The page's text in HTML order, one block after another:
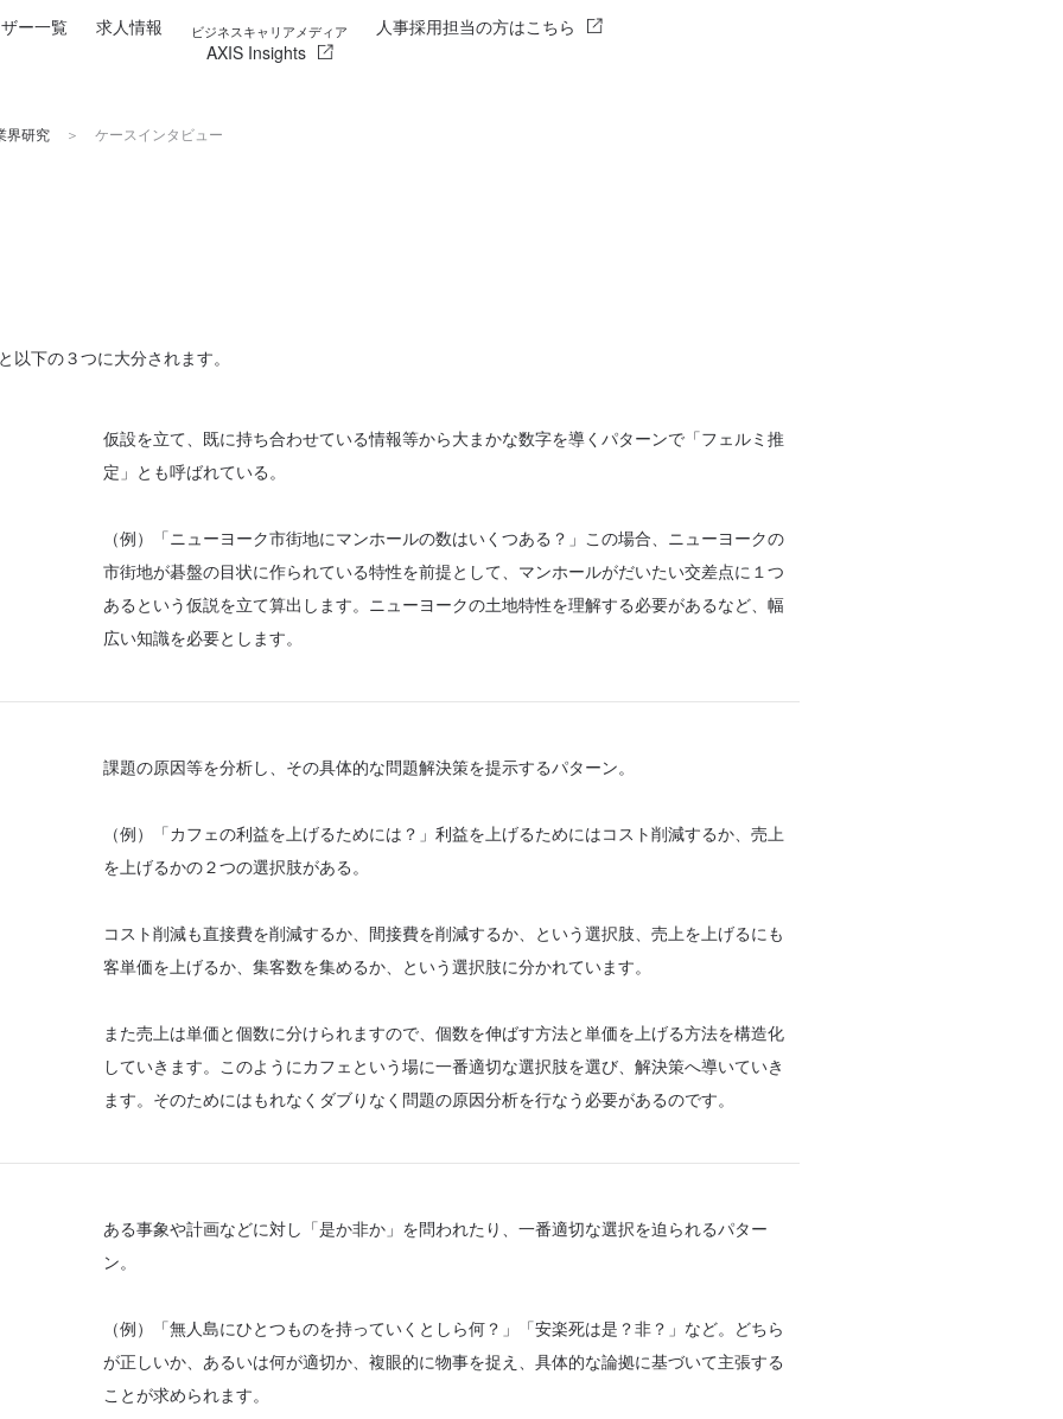
ー一覧 求人情報 ビジネスキャリアメディア
AXIS Insights
人事採用担当の方はこちら
界研究 ケースインタビュー
下の３つに大分されます。
仮設を立て、既に持ち合わせている情報等から大まかな数字を導くパターンで「フェルミ推
定」とも呼ばれている。
（例）「ニューヨーク市街地にマンホールの数はいくつある？」この場合、ニューヨークの
市街地が碁盤の目状に作られている特性を前提として、マンホールがだいたい交差点に１つ
あるという仮説を立て算出します。ニューヨークの土地特性を理解する必要があるなど、幅
広い知識を必要とします。
課題の原因等を分析し、その具体的な問題解決策を提示するパターン。
（例）「カフェの利益を上げるためには？」利益を上げるためにはコスト削減するか、売上
を上げるかの２つの選択肢がある。
コスト削減も直接費を削減するか、間接費を削減するか、という選択肢、売上を上げるにも
客単価を上げるか、集客数を集めるか、という選択肢に分かれています。
また売上は単価と個数に分けられますので、個数を伸ばす方法と単価を上げる方法を構造化
していきます。このようにカフェという場に一番適切な選択肢を選び、解決策へ導いていき
ます。そのためにはもれなくダブりなく問題の原因分析を行なう必要があるのです。
ある事象や計画などに対し「是か非か」を問われたり、一番適切な選択を迫られるパター
ン。
（例）「無人島にひとつものを持っていくとしら何？」「安楽死は是？非？」など。どちら
が正しいか、あるいは何が適切か、複眼的に物事を捉え、具体的な論拠に基づいて主張する
ことが求められます。